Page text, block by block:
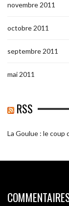
novembre 2011
octobre 2011
septembre 2011
mai 2011
RSS
La Goulue : le coup